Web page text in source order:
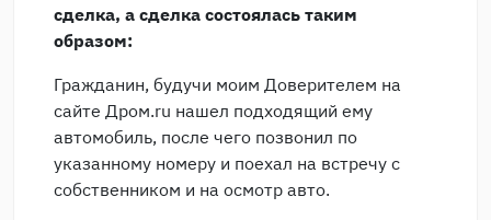
сделка, а сделка состоялась таким
образом:
Гражданин, будучи моим Доверителем на
сайте Дром.ru нашел подходящий ему
автомобиль, после чего позвонил по
указанному номеру и поехал на встречу с
собственником и на осмотр авто.